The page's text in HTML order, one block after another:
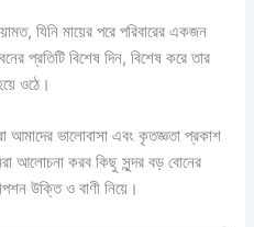
যিনি মায়ের পরে পরিবারের একজন
প্রতিটি বিশেষ দিন, বিশেষ করে তার
ওঠে।
আমাদের ভালোবাসা এবং কৃতজ্ঞতা প্রকাশ
আলোচনা করব কিছু সুন্দর বড় বোনের
উক্তি ও বাণী নিয়ে।